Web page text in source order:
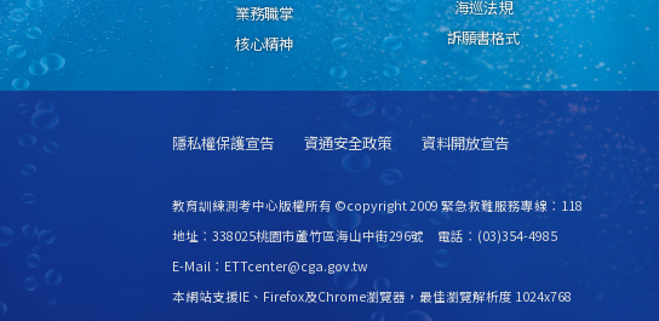
業務職掌
核心精神
海巡法規
訴願書格式
隱私權保護宣告 資通安全政策 資料開放宣告
教育訓練測考中心版權所有 ©copyright 2009 緊急救難服務專線：118
地址：338025桃園市蘆竹區海山中街296號 電話：(03)354-4985
E-Mail：ETTcenter@cga.gov.tw
本網站支援IE、Firefox及Chrome瀏覽器，最佳瀏覽解析度 1024x768